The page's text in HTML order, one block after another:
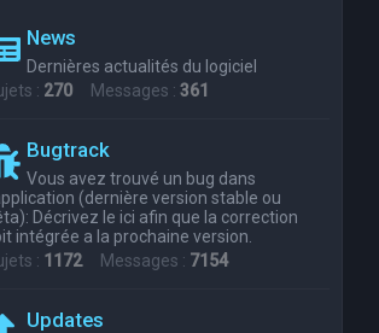
News
Dernières actualités du logiciel
: 270 Messages : 361
Bugtrack
Vous avez trouvé un bug dans
(dernière version stable ou
Décrivez le ici afin que la correction
intégrée a la prochaine version.
: 1172Messages : 7154
Updates